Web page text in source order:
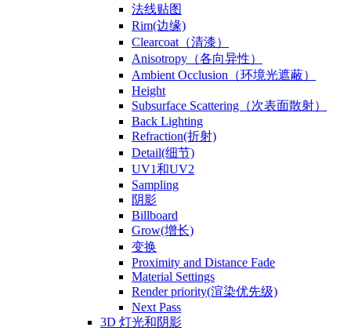
法线贴图
Rim(边缘)
Clearcoat（清漆）
Anisotropy（各向异性）
Ambient Occlusion（环境光遮蔽）
Height
Subsurface Scattering（次表面散射）
Back Lighting
Refraction(折射)
Detail(细节)
UV1和UV2
Sampling
阴影
Billboard
Grow(增长)
变换
Proximity and Distance Fade
Material Settings
Render priority(渲染优先级)
Next Pass
3D 灯光和阴影